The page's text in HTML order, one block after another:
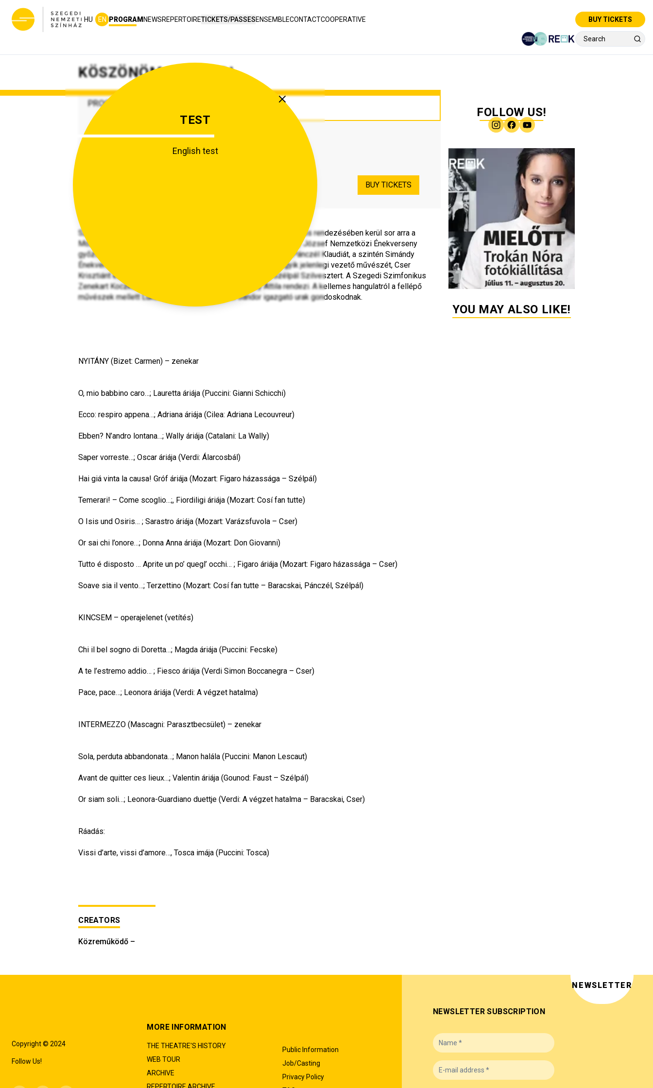
HU EN PROGRAM NEWSREPERTOIRETICKETS/PASSESENSEMBLECONTACTCOOPERATIVE BUY TICKETS
TEST
English test
KÖSZÖNÖM, SZEGED!
PROGRAMCATEGORIES.SAJAT-
SZNSZ
ÁRIAEST
BUY TICKETS
Szeged Város Önkormányzata és a Szegedi Nemzeti Színház közös rendezésében kerül sor arra a
Mozarttal fűszerezett romantikus operaestre, amelyen a Simándy József Nemzetközi Énekverseny
győztes Baracskai Judit pályakezdő művész mellett hallhatjuk Pánczél Klaudiát, a szintén Simándy
Énekverseny egykori győztesét, a Magyar Állami Operaház egyik jelenlegi vezető művészét, Cser
Krisztiánt és színházunk, városunk operaénekes sztárját, Szélpál Szilvesztert. A Szegedi Szimfonikus
Zenekart Koczka Ferenc vezényli, a műsort Toronykőy Attila rendezi. A kellemes hangulatról a fellépő
művészek mellett Lukácsházi Győző és Gyüdi Sándor igazgató urak gondoskodnak.
NYITÁNY (Bizet: Carmen) – zenekar
O, mio babbino caro…; Lauretta áriája (Puccini: Gianni Schicchi)
Ecco: respiro appena…; Adriana áriája (Cilea: Adriana Lecouvreur)
Ebben? N’andro lontana…; Wally áriája (Catalani: La Wally)
Saper vorreste…; Oscar áriája (Verdi: Álarcosbál)
Hai giá vinta la causa! Gróf áriája (Mozart: Figaro házassága – Szélpál)
Temerari! – Come scoglio…;, Fiordiligi áriája (Mozart: Cosí fan tutte)
O Isis und Osiris… ; Sarastro áriája (Mozart: Varázsfuvola – Cser)
Or sai chi l’onore…; Donna Anna áriája (Mozart: Don Giovanni)
Tutto é disposto … Aprite un po’ quegl’ occhi… ; Figaro áriája (Mozart: Figaro házassága – Cser)
Soave sia il vento…; Terzettino (Mozart: Cosí fan tutte – Baracskai, Pánczél, Szélpál)
KINCSEM – operajelenet (vetítés)
Chi il bel sogno di Doretta…; Magda áriája (Puccini: Fecske)
A te l’estremo addio… ; Fiesco áriája (Verdi Simon Boccanegra – Cser)
Pace, pace…; Leonora áriája (Verdi: A végzet hatalma)
INTERMEZZO (Mascagni: Parasztbecsület) – zenekar
Sola, perduta abbandonata…; Manon halála (Puccini: Manon Lescaut)
Avant de quitter ces lieux…; Valentin áriája (Gounod: Faust – Szélpál)
Or siam soli…; Leonora-Guardiano duettje (Verdi: A végzet hatalma – Baracskai, Cser)
Ráadás:
Vissi d’arte, vissi d’amore…, Tosca imája (Puccini: Tosca)
CREATORS
Közreműködő –
FOLLOW US!
YOU MAY ALSO LIKE!
Copyright © 2024
Follow Us!
MORE INFORMATION
THE THEATRE'S HISTORY
WEB TOUR
ARCHIVE
Public Information
Job/Casting
Privacy Policy
NEWSLETTER
NEWSLETTER SUBSCRIPTION